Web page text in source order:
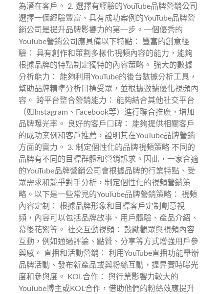
為潛在客戶。 2. 選擇有經驗的YouTube品牌營銷公司
選擇一個經驗豐富、具有成功案例的YouTube品牌營
銷公司是提升品牌影響力的第一步。一個優秀的
YouTube營銷公司應具備以下特點： 豐富的創意經
驗： 具有創作和策劃多樣化視頻內容的能力，能夠
根據品牌的特點制定獨特的內容策略。 強大的數據
分析能力： 能夠利用YouTube的後台數據分析工具，
幫助品牌精準分析目標受眾，並根據數據優化視頻內
容。 跨平台整合營銷能力： 能夠結合其他社交平台
（如Instagram、Facebook等）進行聯合推廣，增加
品牌曝光率。 良好的客戶口碑： 能夠提供相關客戶
的成功案例和客戶推薦，證明其在YouTube品牌營銷
方面的實力。 3. 制定個性化的品牌視頻策略 不同的
品牌有不同的目標群體和營銷訴求。因此，一家合適
的YouTube品牌營銷公司會根據品牌的行業特點、受
眾需求和競爭對手分析，制定個性化的視頻營銷策
略。以下是一些常見的YouTube品牌營銷策略： 視頻
內容定制： 根據品牌形象和目標客戶定制創意視
頻，內容可以包括品牌故事、用戶體驗、產品介紹、
幕後花絮等。 社交互動視頻： 鼓勵觀眾與視頻內容
互動，例如通過評論、點贊、分享等方式增強用戶參
與感。 直播和活動營銷： 利用YouTube直播功能舉辦
品牌活動、發布新產品或與粉絲互動，提昇實時曝光
度和參與度。 KOL合作： 與行業影響力較大的
YouTube博主或KOL合作，借助他們的粉絲效應提升